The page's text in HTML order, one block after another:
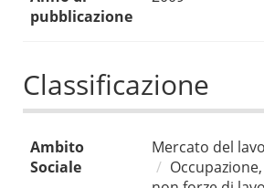
pubblicazione
Classificazione
Ambito
Sociale
Mercato del